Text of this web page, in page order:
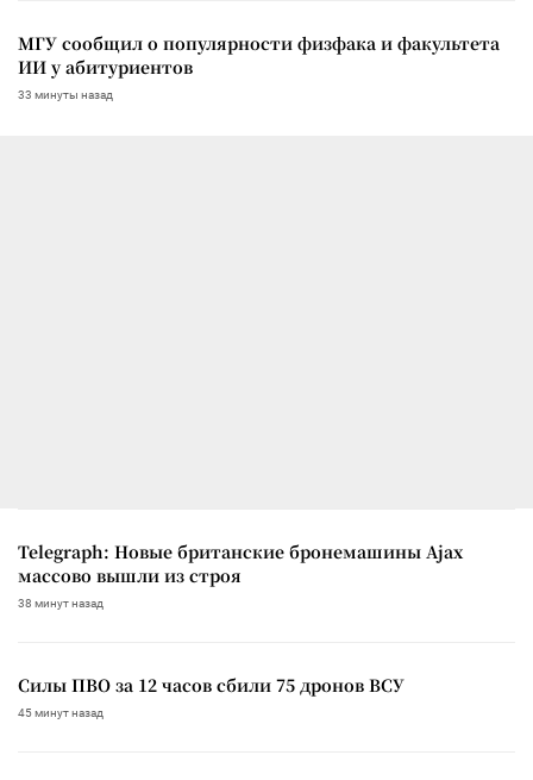
МГУ сообщил о популярности физфака и факультета
ИИ у абитуриентов
33 минуты назад
Telegraph: Новые британские бронемашины Ajax
массово вышли из строя
38 минут назад
Силы ПВО за 12 часов сбили 75 дронов ВСУ
45 минут назад